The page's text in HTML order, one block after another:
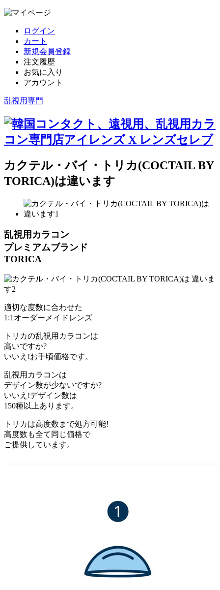
ログイン
カート
新規会員登録
注文履歴
お気に入り
アカウント
乱視用専門
カクテル・バイ・トリカ(COCTAIL BY
TORICA)は違います
乱視用カラコン
プレミアムブランド
TORICA
適切な度数に合わせた
1:1オーダーメイドレンズ
トリカの乱視用カラコンは
高いですか?
いいえ!お手頃価格です。
乱視用カラコンは
デザイン数が少ないですか?
いいえ!デザイン数は
150種以上あります。
トリカは高度数まで処方可能!
高度数も全て同じ価格で
ご提供しています。